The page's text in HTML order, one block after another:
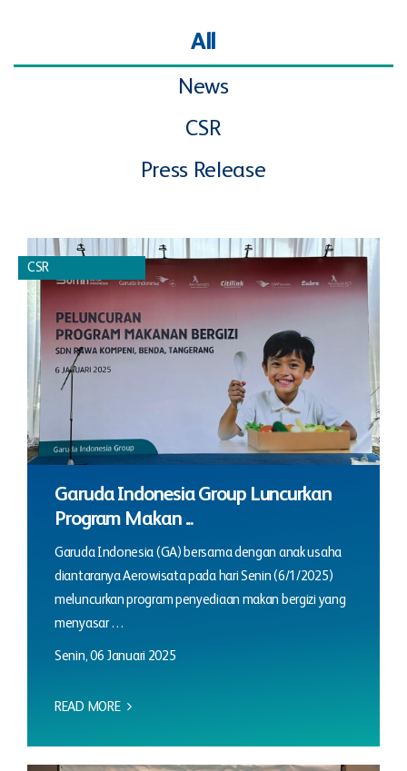
All
News
CSR
Press Release
CSR
Garuda Indonesia Group Luncurkan
Program Makan ...
Garuda Indonesia (GA) bersama dengan anak usaha
diantaranya Aerowisata pada hari Senin (6/1/2025)
meluncurkan program penyediaan makan bergizi yang
menyasar …
Senin, 06 Januari 2025
READ MORE